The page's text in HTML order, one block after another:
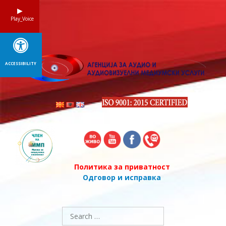
Политика за приватност
Одговор и исправка
Search
for:
Play_Voice
ACCESSIBILITY